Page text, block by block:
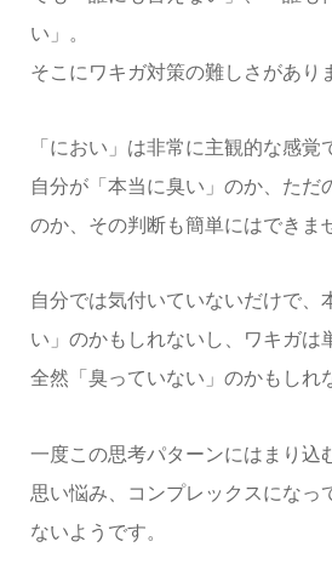
い」。
そこにワキガ対策の難しさがあり
「におい」は非常に主観的な感覚
自分が「本当に臭い」のか、ただ
のか、その判断も簡単にはできま
自分では気付いていないだけで、
い」のかもしれないし、ワキガは
全然「臭っていない」のかもしれ
一度この思考パターンにはまり込
思い悩み、コンプレックスになっ
ないようです。